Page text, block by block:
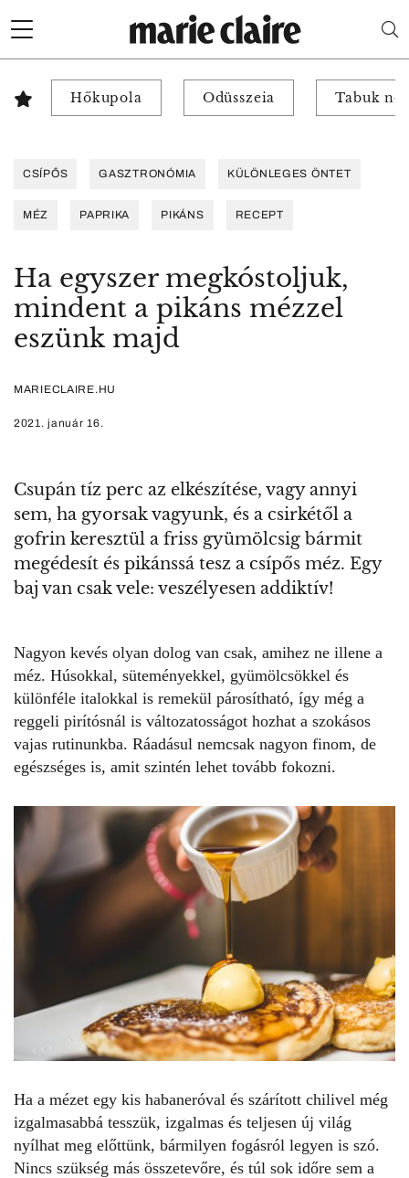
Hőkupola Odüsszeia Tabuk
CSÍPŐS GASZTRONÓMIA KÜLÖNLEGES ÖNTET
MÉZ PAPRIKA PIKÁNS RECEPT
Ha egyszer megkóstoljuk,
mindent a pikáns mézzel
eszünk majd
MARIECLAIRE.HU
2021. január 16.
Csupán tíz perc az elkészítése, vagy annyi
sem, ha gyorsak vagyunk, és a csirkétől a
gofrin keresztül a friss gyümölcsig bármit
megédesít és pikánssá tesz a csípős méz. Egy
baj van csak vele: veszélyesen addiktív!
Nagyon kevés olyan dolog van csak, amihez ne illene a
méz. Húsokkal, süteményekkel, gyümölcsökkel és
különféle italokkal is remekül párosítható, így még a
reggeli pirítósnál is változatosságot hozhat a szokásos
vajas rutinunkba. Ráadásul nemcsak nagyon finom, de
egészséges is, amit szintén lehet tovább fokozni.
Ha a mézet egy kis habaneróval és szárított chilivel még
izgalmasabbá tesszük, izgalmas és teljesen új világ
nyílhat meg előttünk, bármilyen fogásról legyen is szó.
Nincs szükség más összetevőre, és túl sok időre sem a